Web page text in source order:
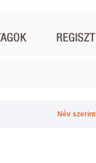
Név szerint